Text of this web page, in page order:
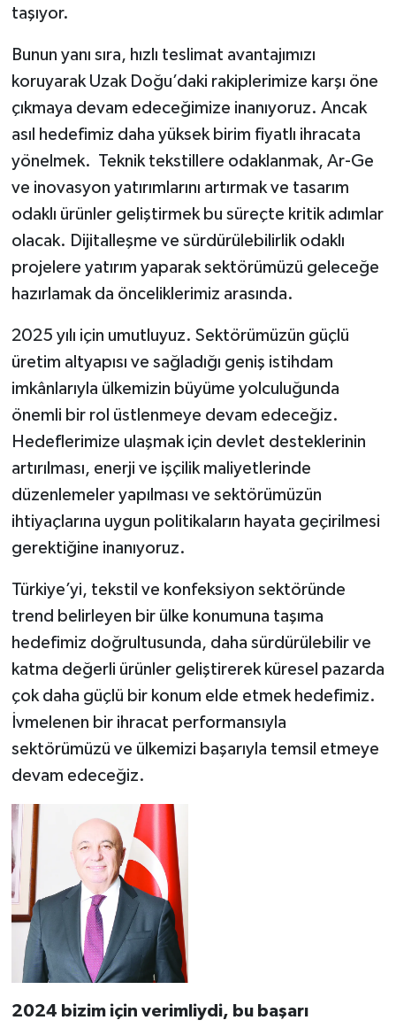
taşıyor.
Bunun yanı sıra, hızlı teslimat avantajımızı
koruyarak Uzak Doğu’daki rakiplerimize karşı öne
çıkmaya devam edeceğimize inanıyoruz. Ancak
asıl hedefimiz daha yüksek birim fiyatlı ihracata
yönelmek. Teknik tekstillere odaklanmak, Ar-Ge
ve inovasyon yatırımlarını artırmak ve tasarım
odaklı ürünler geliştirmek bu süreçte kritik adımlar
olacak. Dijitalleşme ve sürdürülebilirlik odaklı
projelere yatırım yaparak sektörümüzü geleceğe
hazırlamak da önceliklerimiz arasında.
2025 yılı için umutluyuz. Sektörümüzün güçlü
üretim altyapısı ve sağladığı geniş istihdam
imkânlarıyla ülkemizin büyüme yolculuğunda
önemli bir rol üstlenmeye devam edeceğiz.
Hedeflerimize ulaşmak için devlet desteklerinin
artırılması, enerji ve işçilik maliyetlerinde
düzenlemeler yapılması ve sektörümüzün
ihtiyaçlarına uygun politikaların hayata geçirilmesi
gerektiğine inanıyoruz.
Türkiye’yi, tekstil ve konfeksiyon sektöründe
trend belirleyen bir ülke konumuna taşıma
hedefimiz doğrultusunda, daha sürdürülebilir ve
katma değerli ürünler geliştirerek küresel pazarda
çok daha güçlü bir konum elde etmek hedefimiz.
İvmelenen bir ihracat performansıyla
sektörümüzü ve ülkemizi başarıyla temsil etmeye
devam edeceğiz.
2024 bizim için verimliydi, bu başarı